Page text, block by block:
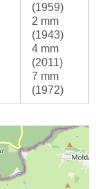
(1959)
2 mm
(1943)
4 mm
(2011)
7 mm
(1972)